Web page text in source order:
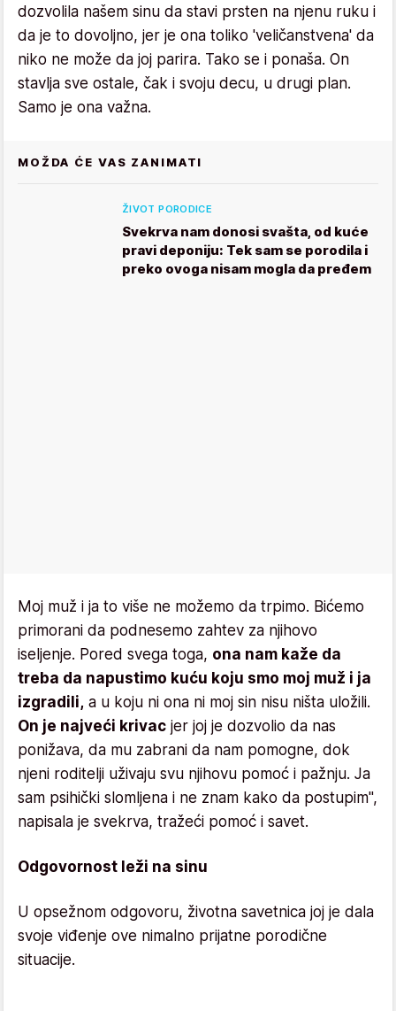
dozvolila našem sinu da stavi prsten na njenu ruku i
da je to dovoljno, jer je ona toliko 'veličanstvena' da
niko ne može da joj parira. Tako se i ponaša. On
stavlja sve ostale, čak i svoju decu, u drugi plan.
Samo je ona važna.
MOŽDA ĆE VAS ZANIMATI
ŽIVOT PORODICE
Svekrva nam donosi svašta, od kuće
pravi deponiju: Tek sam se porodila i
preko ovoga nisam mogla da pređem
Moj muž i ja to više ne možemo da trpimo. Bićemo
primorani da podnesemo zahtev za njihovo
iseljenje. Pored svega toga, ona nam kaže da
treba da napustimo kuću koju smo moj muž i ja
izgradili, a u koju ni ona ni moj sin nisu ništa uložili.
On je najveći krivac jer joj je dozvolio da nas
ponižava, da mu zabrani da nam pomogne, dok
njeni roditelji uživaju svu njihovu pomoć i pažnju. Ja
sam psihički slomljena i ne znam kako da postupim",
napisala je svekrva, tražeći pomoć i savet.
Odgovornost leži na sinu
U opsežnom odgovoru, životna savetnica joj je dala
svoje viđenje ove nimalno prijatne porodične
situacije.